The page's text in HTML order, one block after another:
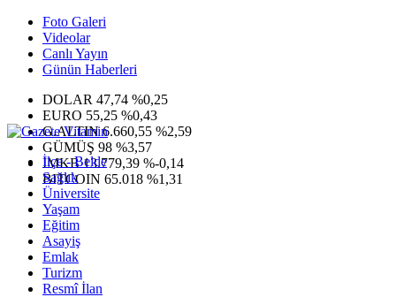
Foto Galeri
Videolar
Canlı Yayın
Günün Haberleri
DOLAR 47,74 %0,25
EURO 55,25 %0,43
G.ALTIN6.660,55 %2,59
GÜMÜŞ 98 %3,57
IMKB13.779,39 %-0,14
BITCOIN 65.018 %1,31
İlçe - Belde
Sağlık
Üniversite
Yaşam
Eğitim
Asayiş
Emlak
Turizm
Resmî İlan